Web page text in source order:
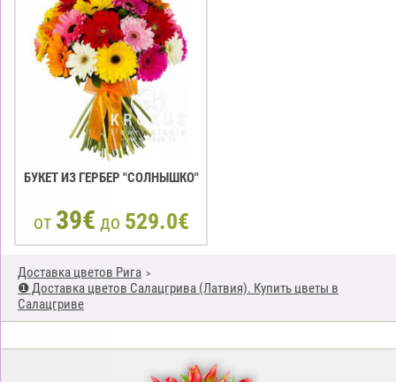
Доставка цветов Рига
❶ Доставка цветов Салацгрива (Латвия). Купить цветы в
Салацгриве
БУКЕТ ИЗ ГЕРБЕР "СОЛНЫШКО"
от 39€ до 529.0€